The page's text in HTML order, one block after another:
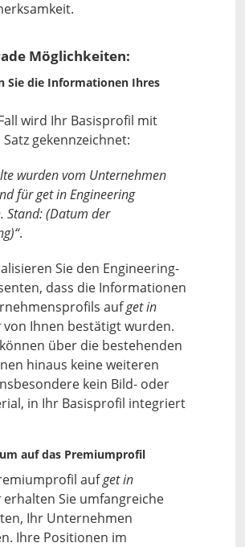
Möglichkeiten:
Sie die Informationen Ihres
wird Ihr Basisprofil mit
gekennzeichnet:
wurden vom Unternehmen
für get in Engineering
Stand: (Datum der
.
Sie den Engineering-
dass die Informationen
aufget in
von Ihnen bestätigt wurden.
über die bestehenden
hinaus keine weiteren
kein Bild- oder
in Ihr Basisprofil integriert
auf das Premiumprofil
aufget in
erhalten Sie umfangreiche
Ihr Unternehmen
Ihre Positionen im